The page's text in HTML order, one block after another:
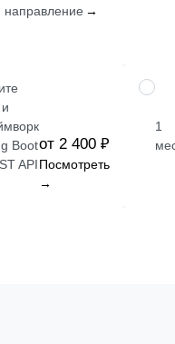
направление →
Boot
API
от 2 400 ₽
Посмотреть
→
1